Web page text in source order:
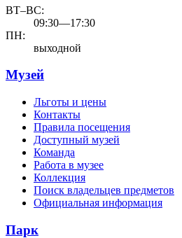
ВТ–ВС:
09:30—17:30
ПН:
выходной
Музей
Льготы и цены
Контакты
Правила посещения
Доступный музей
Команда
Работа в музее
Коллекция
Поиск владельцев предметов
Официальная информация
Парк